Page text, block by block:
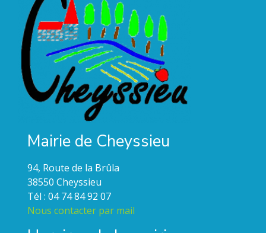
Mairie de Cheyssieu
94, Route de la Brûla
38550 Cheyssieu
Tél : 04 74 84 92 07
Nous contacter par mail